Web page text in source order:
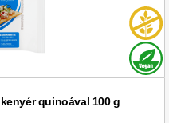
quinoával 100 g